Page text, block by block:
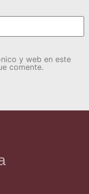
y web en este
comente.